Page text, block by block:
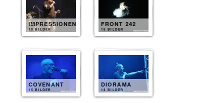
IMPRESSIONEN
10 BILDER
FRONT 242
15 BILDER
COVENANT
15 BILDER
DIORAMA
14 BILDER